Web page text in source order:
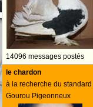
14096 messages postés
le chardon
à la recherche du standard
Gourou Pigeonneux